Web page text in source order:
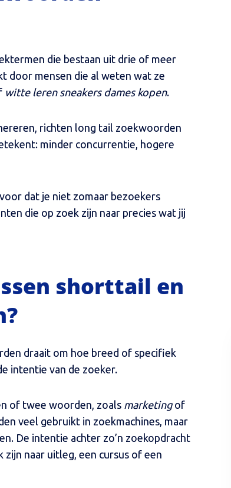
die bestaan uit drie of meer
door mensen die al weten wat ze
witte leren sneakers dames kopen.
richten long tail zoekwoorden
minder concurrentie, hogere
dat je niet zomaar bezoekers
die op zoek zijn naar precies wat jij
shorttail en
draait om hoe breed of specifiek
intentie van de zoeker.
of twee woorden, zoals marketingof
veel gebruikt in zoekmachines, maar
De intentie achter zo’n zoekopdracht
zijn naar uitleg, een cursus of een